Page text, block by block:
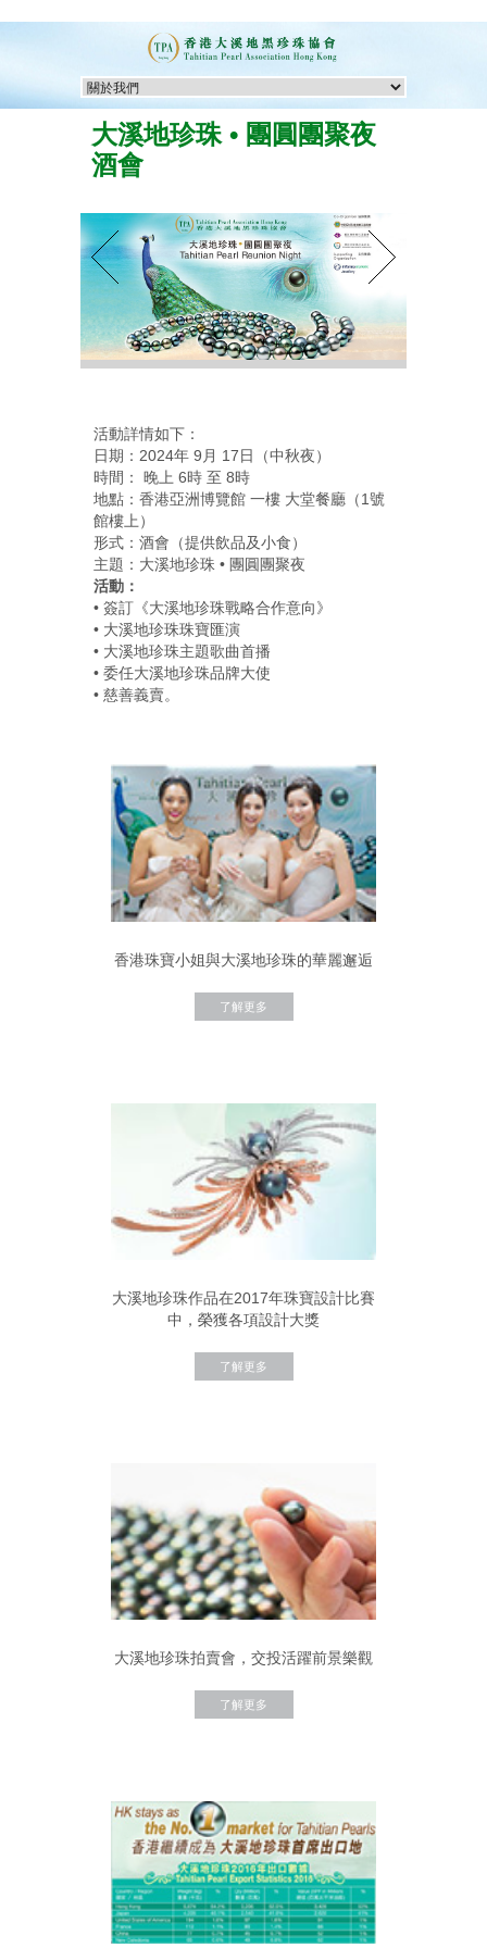
大溪地珍珠 • 團圓團聚夜
酒會
活動詳情如下：
日期：2024年 9月 17日（中秋夜）
時間： 晚上 6時 至 8時
地點：香港亞洲博覽館 一樓 大堂餐廳（1號
館樓上）
形式：酒會（提供飲品及小食）
主題：大溪地珍珠 • 團圓團聚夜
活動：
• 簽訂《大溪地珍珠戰略合作意向》
• 大溪地珍珠珠寶匯演
• 大溪地珍珠主題歌曲首播
• 委任大溪地珍珠品牌大使
• 慈善義賣。
香港珠寶小姐與大溪地珍珠的華麗邂逅
了解更多
大溪地珍珠作品在2017年珠寶設計比賽
中，榮獲各項設計大獎
了解更多
大溪地珍珠拍賣會，交投活躍前景樂觀
了解更多